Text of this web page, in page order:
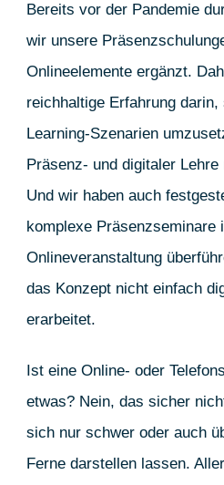
Bereits vor der Pandemie
wir unsere
Onlineelemente ergänzt.
reichhaltige Erfahrung darin,
Learning-Szenarien
Präsenz- und digitaler
Und wir haben auch
komplexe Präsenzseminare
Onlineveranstaltung
das Konzept nicht einfach
erarbeitet.
Ist eine Online- oder
etwas? Nein, das sicher
sich nur schwer oder auch
Ferne darstellen lassen.